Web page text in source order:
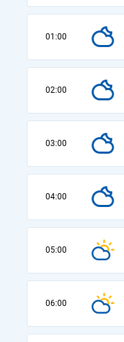
01:00
02:00
03:00
04:00
05:00
06:00